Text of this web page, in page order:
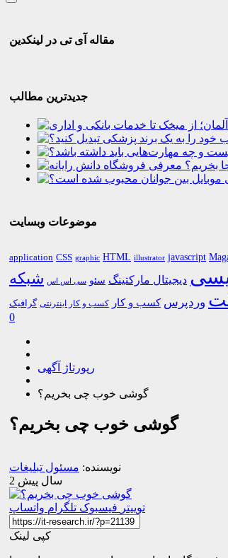
مقاله آی تی در لینکدین
جدیدترین مطالب
موضوعات وبسایت
application CSS graphic HTML illustrator javascript
دیجیتال مارکتینگ سئو سی اس اس شبکه
وردپرس کسب و کار کسب و کار اینترنتی گرافیک
0
رپورتاژ آگهی
گوشی خوب چی بخریم؟
گوشی خوب چی بخریم؟
نویسنده: مسئول تبلیغات
2 سال پیش
توییتر فیسبوک تلگرام واتساپ
کپی لینک